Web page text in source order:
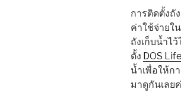
การติดตั้งถั
ค่าใช้จ่ายใ
ถังเก็บน้ำไ
ตั้ง DOS Life
น้ำเพื่อให้ก
มาดูกันเลย